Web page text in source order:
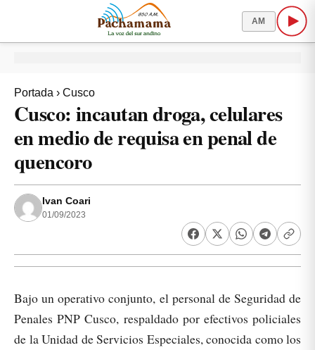
AM
Portada › Cusco
Cusco: incautan droga, celulares
en medio de requisa en penal de
quencoro
Ivan Coari
01/09/2023
Bajo un operativo conjunto, el personal de Seguridad de
Penales PNP Cusco, respaldado por efectivos policiales
de la Unidad de Servicios Especiales, conocida como los